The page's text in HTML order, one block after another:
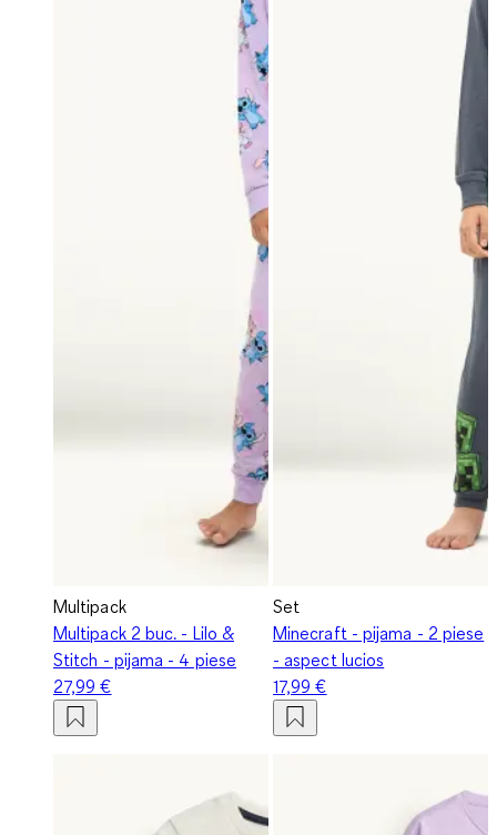
Multipack
Multipack 2 buc. - Lilo &
Stitch - pijama - 4 piese
27,99 €
Set
Minecraft - pijama - 2 piese
- aspect lucios
17,99 €